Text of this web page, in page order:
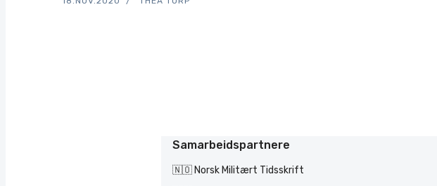
Samarbeidspartnere
🇳🇴 Norsk Militært Tidsskrift